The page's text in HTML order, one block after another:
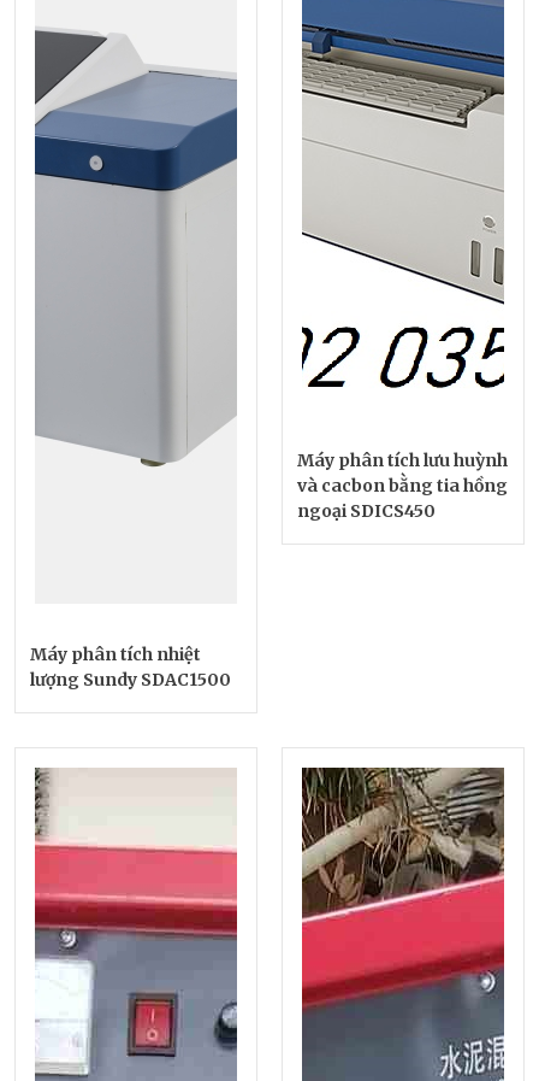
Máy phân tích nhiệt
lượng Sundy SDAC1500
Máy phân tích lưu huỳnh
và cacbon bằng tia hồng
ngoại SDICS450